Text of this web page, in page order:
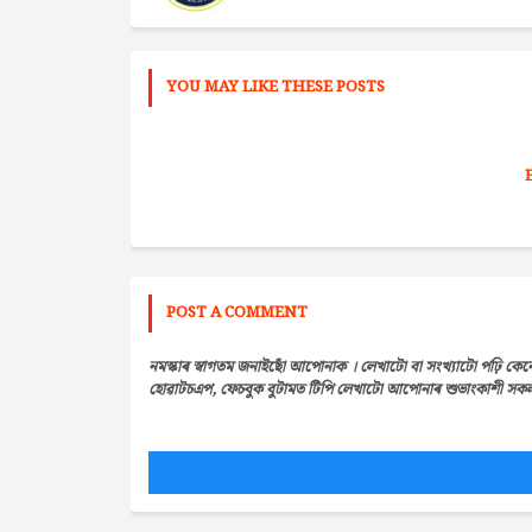
YOU MAY LIKE THESE POSTS
POST A COMMENT
নমস্কাৰ স্বাগতম জনাইছোঁ আপোনাক । লেখাটো বা সংখ্যাটো পঢ়ি
হোৱাটচএপ, ফেচবুক বুটামত টিপি লেখাটো আপোনাৰ শুভাংকাশী